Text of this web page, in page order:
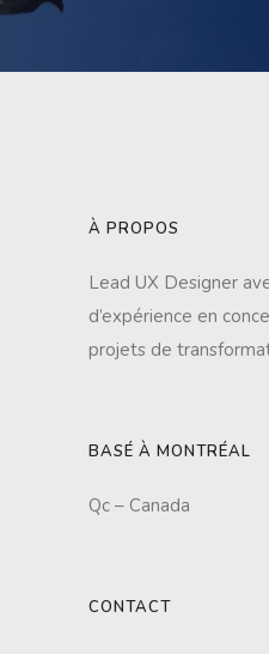
À PROPOS
Lead UX Designer
d’expérience en
projets de
BASÉ À MONTRÉAL
Qc – Canada
CONTACT